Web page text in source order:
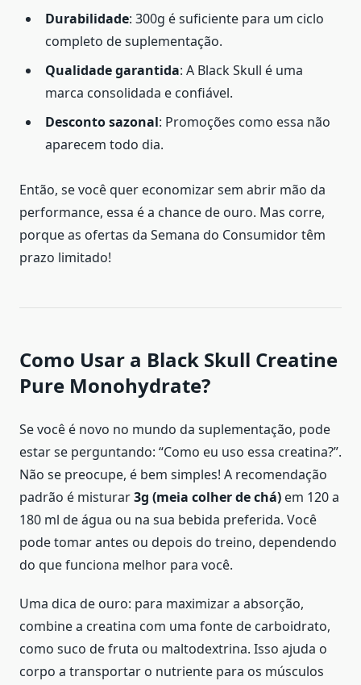
Durabilidade: 300g é suficiente para um ciclo
completo de suplementação.
Qualidade garantida: A Black Skull é uma
marca consolidada e confiável.
Desconto sazonal: Promoções como essa não
aparecem todo dia.
Então, se você quer economizar sem abrir mão da
performance, essa é a chance de ouro. Mas corre,
porque as ofertas da Semana do Consumidor têm
prazo limitado!
Como Usar a Black Skull Creatine
Pure Monohydrate?
Se você é novo no mundo da suplementação, pode
estar se perguntando: “Como eu uso essa creatina?”.
Não se preocupe, é bem simples! A recomendação
padrão é misturar3g (meia colher de chá) em 120 a
180 ml de água ou na sua bebida preferida. Você
pode tomar antes ou depois do treino, dependendo
do que funciona melhor para você.
Uma dica de ouro: para maximizar a absorção,
combine a creatina com uma fonte de carboidrato,
como suco de fruta ou maltodextrina. Isso ajuda o
corpo a transportar o nutriente para os músculos